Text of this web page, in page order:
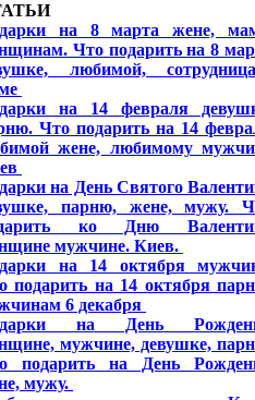
на 8 марта жене,
Что подарить на 8
любимой,
на 14 февраля
Что подарить на 14
жене, любимому
на День Святого
парню, жене, мужу.
ко Дню
мужчине. Киев.
на 14 октября
подарить на 14 октября
6 декабря
на День
мужчине, девушке,
подарить на День
мужу.